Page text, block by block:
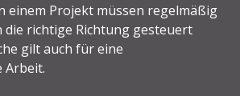
einem Projekt müssen regelmäßig
die richtige Richtung gesteuert
gilt auch für eine
Arbeit.